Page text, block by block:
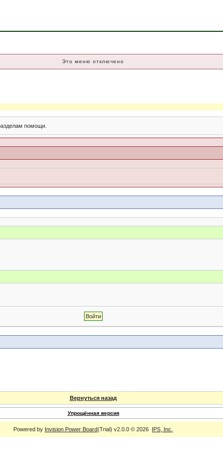
Это меню отключено
помощи.
Вернуться назад
Упрощённая версия
Powered by Invision Power Board(Trial) v2.0.0 © 2026 IPS, Inc.